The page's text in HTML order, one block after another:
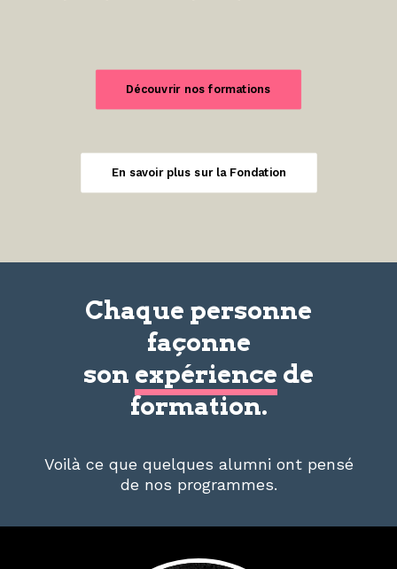
Découvrir nos formations
En savoir plus sur la Fondation
Chaque personne
façonne
son expérience de
formation.
Voilà ce que quelques alumni ont pensé
de nos programmes.